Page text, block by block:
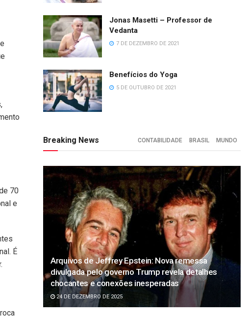
70
e
É
Jonas Masetti – Professor de
Vedanta
7 DE DEZEMBRO DE 2021
Benefícios do Yoga
5 DE OUTUBRO DE 2021
Breaking News CONTABILIDADE BRASIL MUNDO
Arquivos de Jeffrey Epstein: Nova remessa
divulgada pelo governo Trump revela detalhes
chocantes e conexões inesperadas
24 DE DEZEMBRO DE 2025